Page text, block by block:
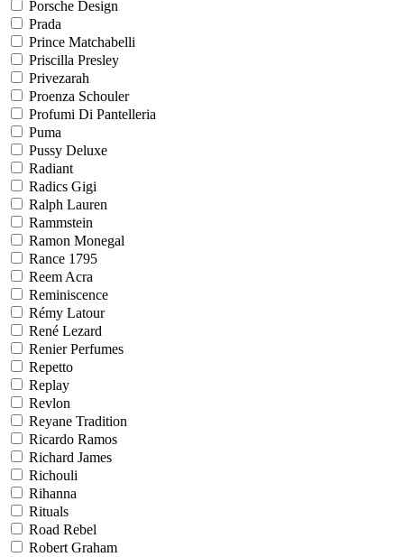
Porsche Design
Prada
Prince Matchabelli
Priscilla Presley
Privezarah
Proenza Schouler
Profumi Di Pantelleria
Puma
Pussy Deluxe
Radiant
Radics Gigi
Ralph Lauren
Rammstein
Ramon Monegal
Rance 1795
Reem Acra
Reminiscence
Rémy Latour
René Lezard
Renier Perfumes
Repetto
Replay
Revlon
Reyane Tradition
Ricardo Ramos
Richard James
Richouli
Rihanna
Rituals
Road Rebel
Robert Graham